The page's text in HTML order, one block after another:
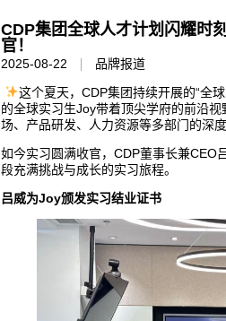
CDP集团全球人才计划闪耀时
官！
2025-08-22 |
品牌报道
这个夏天，CDP集团持续开展的“全
的全球实习生Joy带着顶尖学府的前沿
场、产品研发、人力资源等多部门的深度
如今实习圆满收官，CDP董事长兼CEO
段充满挑战与成长的实习旅程。
吕威为Joy颁发实习结业证书